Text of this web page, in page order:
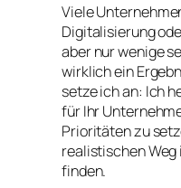
Viele
Digitalisierung
aber nur wenige
wirklich ein
setze ich an: Ich
für Ihr
Prioritäten zu
realistischen
finden.